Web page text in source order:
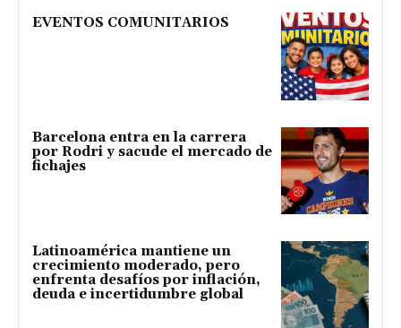
EVENTOS COMUNITARIOS
Barcelona entra en la carrera
por Rodri y sacude el mercado de
fichajes
Latinoamérica mantiene un
crecimiento moderado, pero
enfrenta desafíos por inflación,
deuda e incertidumbre global